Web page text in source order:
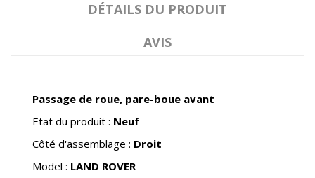
DÉTAILS DU PRODUIT
AVIS
Passage de roue, pare-boue avant
Etat du produit : Neuf
Côté d'assemblage : Droit
Model : LAND ROVER